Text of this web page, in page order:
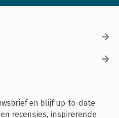
en blijf up-to-date
recensies, inspirerende